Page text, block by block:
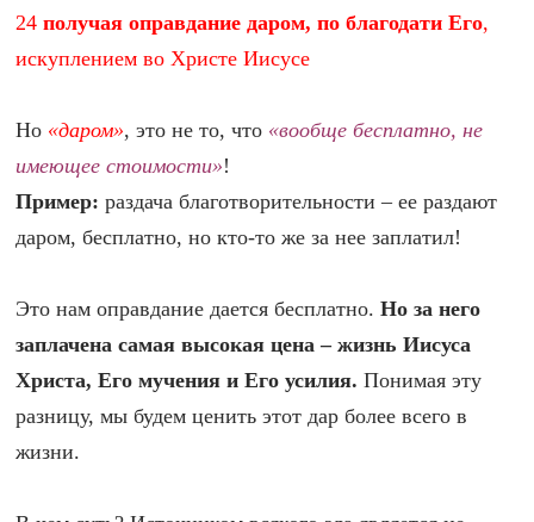
24получая оправдание даром, по благодати Его,
искуплением во Христе Иисусе
Но «даром», это не то, что «вообще бесплатно, не
имеющее стоимости»!
Пример: раздача благотворительности – ее раздают
даром, бесплатно, но кто-то же за нее заплатил!
Это нам оправдание дается бесплатно.Но за него
заплачена самая высокая цена – жизнь Иисуса
Христа, Его мучения и Его усилия. Понимая эту
разницу, мы будем ценить этот дар более всего в
жизни.